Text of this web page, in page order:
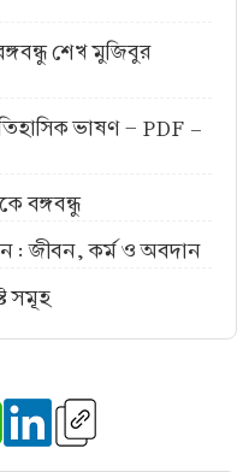
শেখ মুজিবুর
ভাষণ - PDF -
বঙ্গবন্ধু
: জীবন, কর্ম ও অবদান
সমূহ